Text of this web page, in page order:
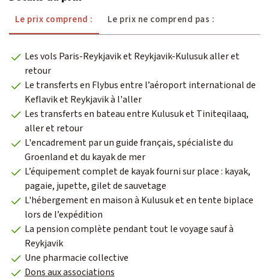
Le prix comprend : Le prix ne comprend pas :
Les vols Paris-Reykjavik et Reykjavik-Kulusuk aller et
retour
Le transferts en Flybus entre l’aéroport international de
Keflavik et Reykjavik à l'aller
Les transferts en bateau entre Kulusuk et Tiniteqilaaq,
aller et retour
L'encadrement par un guide français, spécialiste du
Groenland et du kayak de mer
L’équipement complet de kayak fourni sur place : kayak,
pagaie, jupette, gilet de sauvetage
L'hébergement en maison à Kulusuk et en tente biplace
lors de l’expédition
La pension complète pendant tout le voyage sauf à
Reykjavik
Une pharmacie collective
Dons aux associations